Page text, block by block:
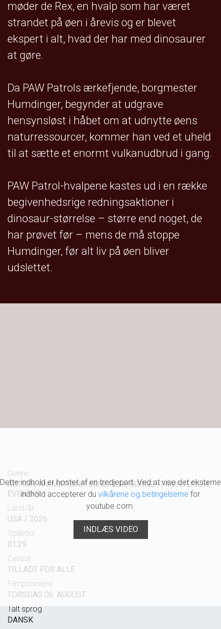
møder de Rex, en hvalp som har været
strandet på øen i årevis og er blevet
ekspert i alt, hvad der har med dinosaurer
at gøre.
Da PAW Patrols ærkefjende, borgmester
Humdinger, begynder at udgrave
hensynsløst i håbet om at udnytte øens
naturressourcer, kommer han ved et uheld
til at sætte et enormt vulkanudbrud i gang.
PAW Patrol-hvalpene kastes ud i en række
begivenhedsrige redningsaktioner i
dinosaur-størrelse – større end noget, de
har prøvet før – mens de må stoppe
Humdinger, før alt liv på øen bliver
udslettet.
Dette indhold er hostet af en tredjepart. Ved at vise det eksterne
indhold accepterer du vilkårene og betingelserne for
youtube.com.
INDLÆS VIDEO
Genre
ACTION, ANIMATION/TEGNEFILM, BØRNE-/FAMILIEFILM,
EVENTYR
Land/år
USA / 2026
Spilletid
01:29
Censur
TILLADT FOR ALLE
Filmpremiere
TORSDAG 06. AUGUST
Talt sprog
DANSK